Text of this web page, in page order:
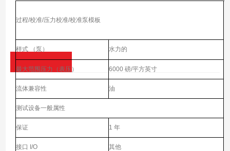
过程/校准/压力校准/校准泵模板
样式 （泵） 水力的
最大范围压力（表压） 6000 磅/平方英寸
流体兼容性 油
测试设备一般属性
保证 1 年
接口 I/O 其他